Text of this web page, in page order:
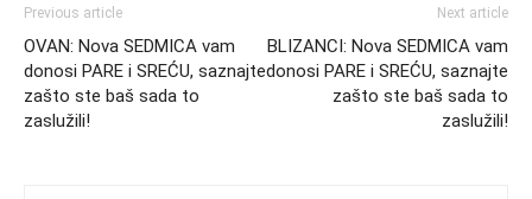
Previous article
OVAN: Nova SEDMICA vam
donosi PARE i SREĆU, saznajte
zašto ste baš sada to
zaslužili!
Next article
BLIZANCI: Nova SEDMICA vam
donosi PARE i SREĆU, saznajte
zašto ste baš sada to
zaslužili!